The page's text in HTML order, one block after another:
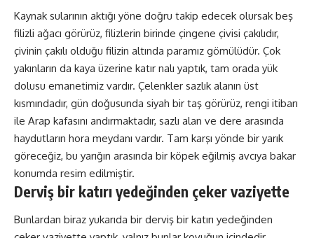
Kaynak sularının aktığı yöne doğru takip edecek olursak beş
filizli ağacı görürüz, filizlerin birinde çingene çivisi çakılıdır,
çivinin çakılı olduğu filizin altında paramız gömülüdür. Çok
yakınların da kaya üzerine katır nalı yaptık, tam orada yük
dolusu emanetimiz vardır. Çelenkler sazlık alanın üst
kısmındadır, gün doğusunda siyah bir taş görürüz, rengi itibarı
ile Arap kafasını andırmaktadır, sazlı alan ve dere arasında
haydutların hora meydanı vardır. Tam karşı yönde bir yarık
göreceğiz, bu yarığın arasında bir köpek eğilmiş avcıya bakar
konumda resim edilmiştir.
Derviş bir katırı yedeğinden çeker vaziyette
Bunlardan biraz yukarıda bir derviş bir katırı yedeğinden